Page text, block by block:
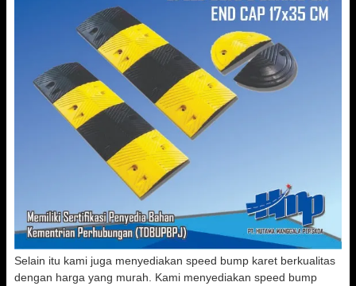
Selain itu kami juga menyediakan speed bump karet berkualitas
dengan harga yang murah. Kami menyediakan speed bump